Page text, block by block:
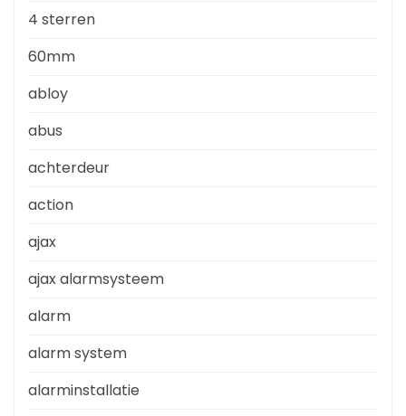
4 sterren
60mm
abloy
abus
achterdeur
action
ajax
ajax alarmsysteem
alarm
alarm system
alarminstallatie